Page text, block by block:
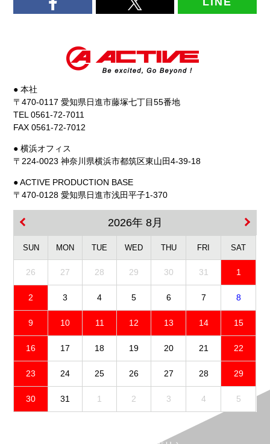
● 本社
〒470-0117 愛知県日進市藤塚七丁目55番地
TEL 0561-72-7011
FAX 0561-72-7012
● 横浜オフィス
〒224-0023 神奈川県横浜市都筑区東山田4-39-18
● ACTIVE PRODUCTION BASE
〒470-0128 愛知県日進市浅田平子1-370
2026年 8月
SUN MON TUE WED THU FRI SAT
26 27 28 29 30 31 1
2 3 4 5 6 7 8
9 10 11 12 13 14 15
16 17 18 19 20 21 22
23 24 25 26 27 28 29
30 31 1 2 3 4 5